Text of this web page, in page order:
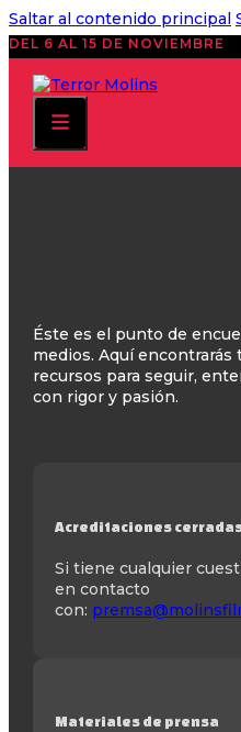
Saltar al contenido principal
DEL 6 AL 15 DE NOVIEMBRE
Éste es el punto de
medios. Aquí encontrarás
recursos para seguir,
con rigor y pasión.
Acreditaciones
Si tiene cualquier
en contacto
con:
Materiales de prensa